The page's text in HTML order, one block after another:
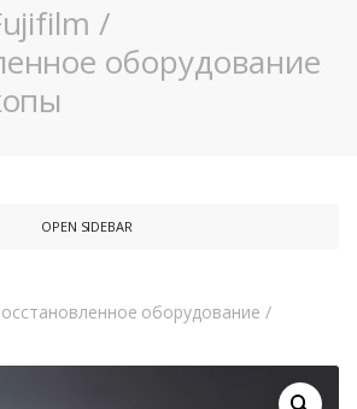
/
оборудование
OPEN SIDEBAR
оборудование /